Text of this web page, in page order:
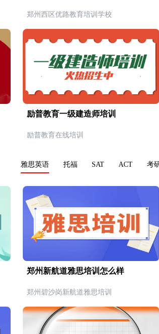
郑州西区优路教育培训学校
励普教育一级建造师培训
励普教育在线培训
雅思英语 托福 SAT ACT 考
郑州新航道雅思培训怎么样
郑州碧沙岗新航道雅思培训